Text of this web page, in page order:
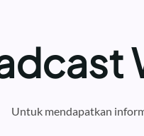
Untuk mendapatkan